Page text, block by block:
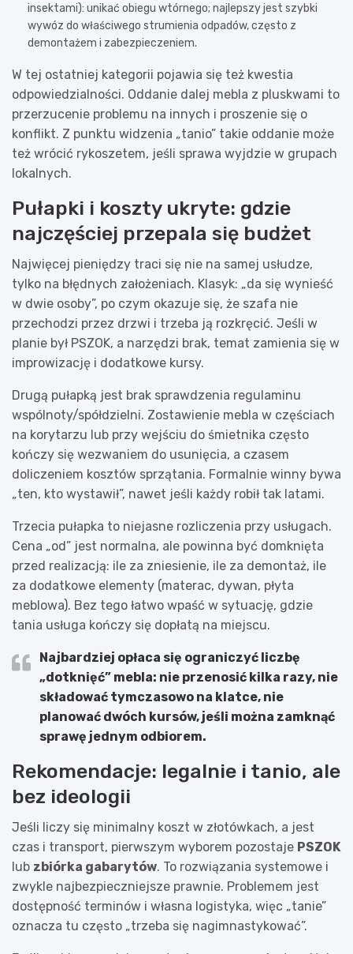
insektami): unikać obiegu wtórnego; najlepszy jest szybki
wywóz do właściwego strumienia odpadów, często z
demontażem i zabezpieczeniem.
W tej ostatniej kategorii pojawia się też kwestia
odpowiedzialności. Oddanie dalej mebla z pluskwami to
przerzucenie problemu na innych i proszenie się o
konflikt. Z punktu widzenia „tanio” takie oddanie może
też wrócić rykoszetem, jeśli sprawa wyjdzie w grupach
lokalnych.
Pułapki i koszty ukryte: gdzie
najczęściej przepala się budżet
Najwięcej pieniędzy traci się nie na samej usłudze,
tylko na błędnych założeniach. Klasyk: „da się wynieść
w dwie osoby”, po czym okazuje się, że szafa nie
przechodzi przez drzwi i trzeba ją rozkręcić. Jeśli w
planie był PSZOK, a narzędzi brak, temat zamienia się w
improwizację i dodatkowe kursy.
Drugą pułapką jest brak sprawdzenia regulaminu
wspólnoty/spółdzielni. Zostawienie mebla w częściach
na korytarzu lub przy wejściu do śmietnika często
kończy się wezwaniem do usunięcia, a czasem
doliczeniem kosztów sprzątania. Formalnie winny bywa
„ten, kto wystawił”, nawet jeśli każdy robił tak latami.
Trzecia pułapka to niejasne rozliczenia przy usługach.
Cena „od” jest normalna, ale powinna być domknięta
przed realizacją: ile za zniesienie, ile za demontaż, ile
za dodatkowe elementy (materac, dywan, płyta
meblowa). Bez tego łatwo wpaść w sytuację, gdzie
tania usługa kończy się dopłatą na miejscu.
Najbardziej opłaca się ograniczyć liczbę
„dotknięć” mebla: nie przenosić kilka razy, nie
składować tymczasowo na klatce, nie
planować dwóch kursów, jeśli można zamknąć
sprawę jednym odbiorem.
Rekomendacje: legalnie i tanio, ale
bez ideologii
Jeśli liczy się minimalny koszt w złotówkach, a jest
czas i transport, pierwszym wyborem pozostaje PSZOK
lub zbiórka gabarytów. To rozwiązania systemowe i
zwykle najbezpieczniejsze prawnie. Problemem jest
dostępność terminów i własna logistyka, więc „tanie”
oznacza tu często „trzeba się nagimnastykować”.